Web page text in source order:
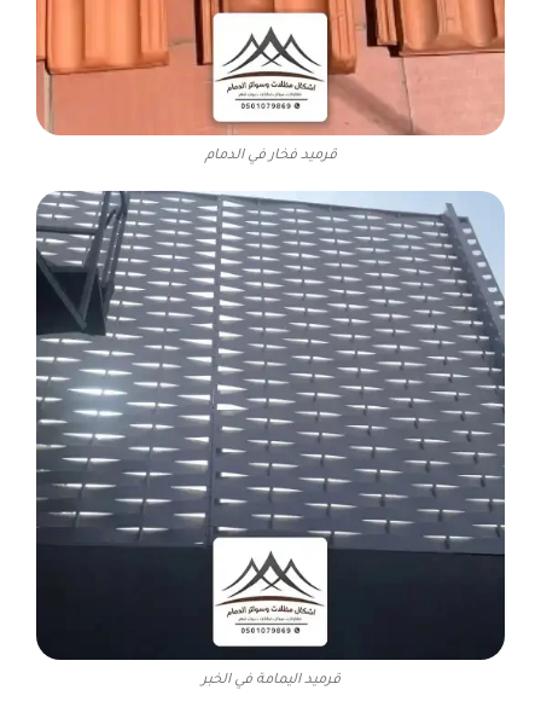
قرميد فخار في الدمام
قرميد اليمامة في الخبر